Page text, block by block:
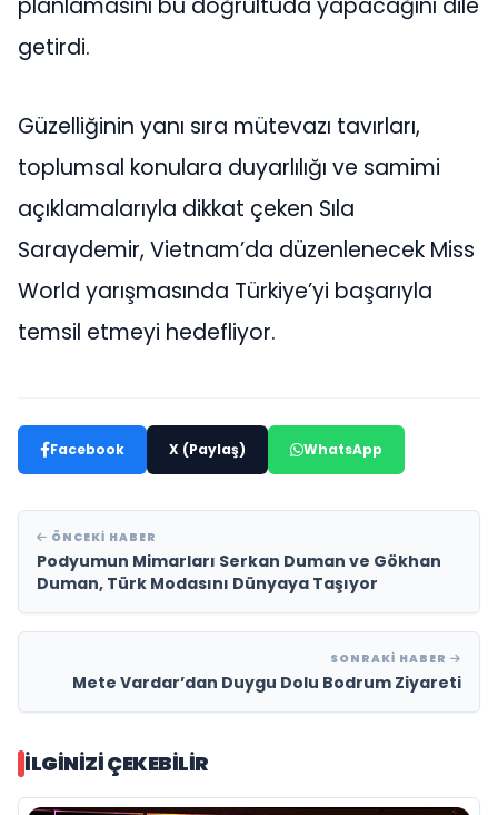
getirdi.
Güzelliğinin yanı sıra mütevazı tavırları,
toplumsal konulara duyarlılığı ve samimi
açıklamalarıyla dikkat çeken Sıla
Saraydemir, Vietnam’da düzenlenecek Miss
World yarışmasında Türkiye’yi başarıyla
temsil etmeyi hedefliyor.
Facebook X (Paylaş) WhatsApp
ÖNCEKI HABER
Podyumun Mimarları Serkan Duman ve Gökhan
Duman, Türk Modasını Dünyaya Taşıyor
SONRAKI HABER
Mete Vardar’dan Duygu Dolu Bodrum Ziyareti
İLGINIZI ÇEKEBILIR